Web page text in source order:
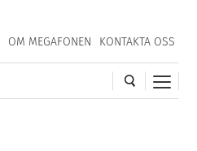
OM MEGAFONEN KONTAKTA OSS